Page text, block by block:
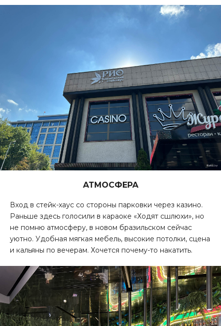
АТМОСФЕРА
Вход в стейк-хаус со стороны парковки через казино.
Раньше здесь голосили в караоке «Ходят сшлюхи», но
не помню атмосферу, в новом бразильском сейчас
уютно. Удобная мягкая мебель, высокие потолки, сцена
и кальяны по вечерам. Хочется почему-то накатить.